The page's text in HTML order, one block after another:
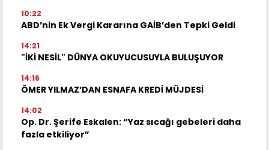
10:22
ABD’nin Ek Vergi Kararına GAİB’den Tepki Geldi
14:21
"İKİ NESİL" DÜNYA OKUYUCUSUYLA BULUŞUYOR
14:16
ÖMER YILMAZ’DAN ESNAFA KREDİ MÜJDESİ
14:02
Op. Dr. Şerife Eskalen: “Yaz sıcağı gebeleri daha
fazla etkiliyor”